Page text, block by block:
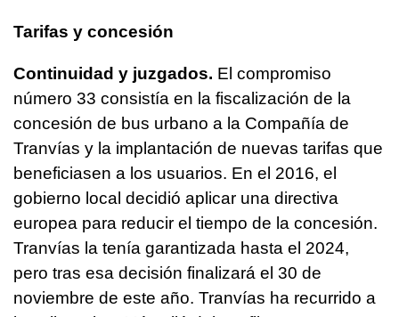
Tarifas y concesión
Continuidad y juzgados. El compromiso
número 33 consistía en la fiscalización de la
concesión de bus urbano a la Compañía de
Tranvías y la implantación de nuevas tarifas que
beneficiasen a los usuarios. En el 2016, el
gobierno local decidió aplicar una directiva
europea para reducir el tiempo de la concesión.
Tranvías la tenía garantizada hasta el 2024,
pero tras esa decisión finalizará el 30 de
noviembre de este año. Tranvías ha recurrido a